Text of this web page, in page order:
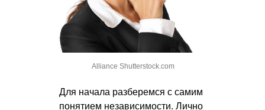
Alliance Shutterstock.com
Для начала разберемся с самим
понятием независимости. Лично